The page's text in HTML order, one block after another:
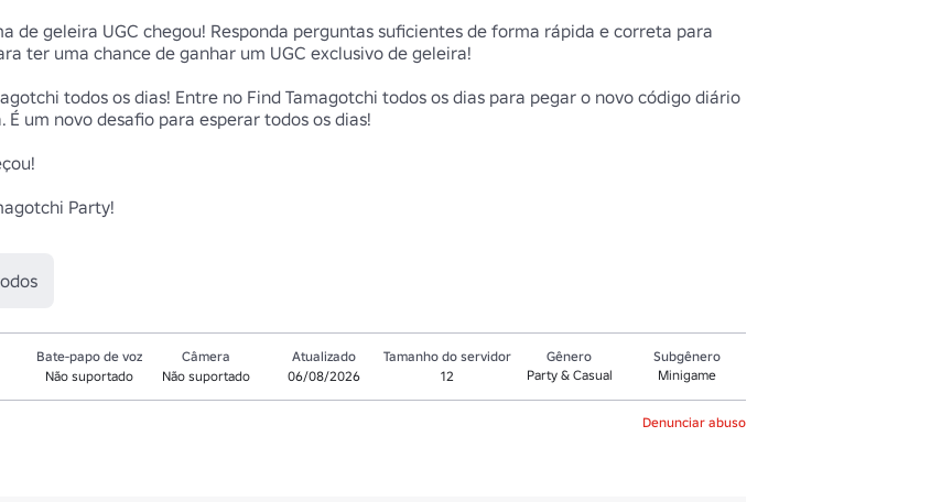
de geleira UGC chegou! Responda perguntas suficientes de forma rápida e correta para
ter uma chance de ganhar um UGC exclusivo de geleira!
todos os dias! Entre no Find Tamagotchi todos os dias para pegar o novo código diário
um novo desafio para esperar todos os dias!
Party!
Bate-papo de voz
Não suportado
Câmera
Não suportado
Atualizado
06/08/2026
Tamanho do servidor
12
Gênero
Party & Casual
Subgênero
Minigame
Denunciar abuso